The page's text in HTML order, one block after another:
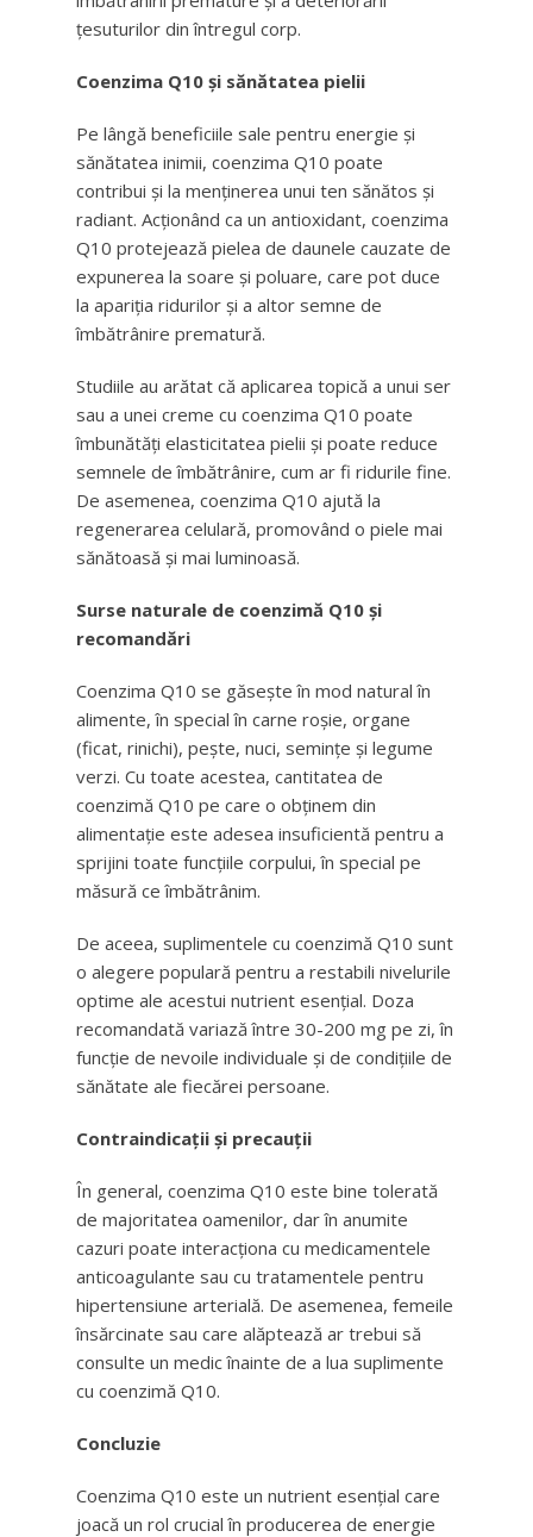
țesuturilor din întregul corp.
Coenzima Q10 și sănătatea pielii
Pe lângă beneficiile sale pentru energie și
sănătatea inimii, coenzima Q10 poate
contribui și la menținerea unui ten sănătos și
radiant. Acționând ca un antioxidant, coenzima
Q10 protejează pielea de daunele cauzate de
expunerea la soare și poluare, care pot duce
la apariția ridurilor și a altor semne de
îmbătrânire prematură.
Studiile au arătat că aplicarea topică a unui ser
sau a unei creme cu coenzima Q10 poate
îmbunătăți elasticitatea pielii și poate reduce
semnele de îmbătrânire, cum ar fi ridurile fine.
De asemenea, coenzima Q10 ajută la
regenerarea celulară, promovând o piele mai
sănătoasă și mai luminoasă.
Surse naturale de coenzimă Q10 și
recomandări
Coenzima Q10 se găsește în mod natural în
alimente, în special în carne roșie, organe
(ficat, rinichi), pește, nuci, semințe și legume
verzi. Cu toate acestea, cantitatea de
coenzimă Q10 pe care o obținem din
alimentație este adesea insuficientă pentru a
sprijini toate funcțiile corpului, în special pe
măsură ce îmbătrânim.
De aceea, suplimentele cu coenzimă Q10 sunt
o alegere populară pentru a restabili nivelurile
optime ale acestui nutrient esențial. Doza
recomandată variază între 30-200 mg pe zi, în
funcție de nevoile individuale și de condițiile de
sănătate ale fiecărei persoane.
Contraindicații și precauții
În general, coenzima Q10 este bine tolerată
de majoritatea oamenilor, dar în anumite
cazuri poate interacționa cu medicamentele
anticoagulante sau cu tratamentele pentru
hipertensiune arterială. De asemenea, femeile
însărcinate sau care alăptează ar trebui să
consulte un medic înainte de a lua suplimente
cu coenzimă Q10.
Concluzie
Coenzima Q10 este un nutrient esențial care
joacă un rol crucial în producerea de energie